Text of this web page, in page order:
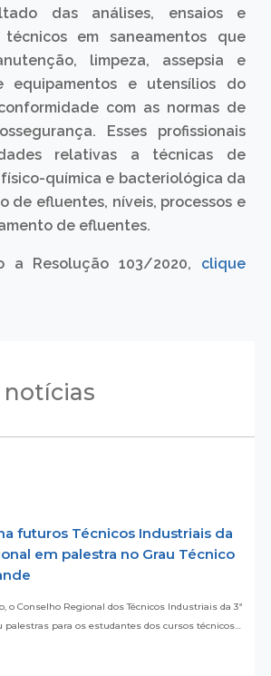
das análises, ensaios e
em saneamentos que
limpeza, assepsia e
equipamentos e utensílios do
com as normas de
Esses profissionais
relativas a técnicas de
química e bacteriológica da
de efluentes, níveis, processos e
de efluentes.
a Resolução 103/2020, clique
futuros Técnicos Industriais da
em palestra no Grau Técnico
o Conselho Regional dos Técnicos Industriais da 3ª
palestras para os estudantes dos cursos técnicos…